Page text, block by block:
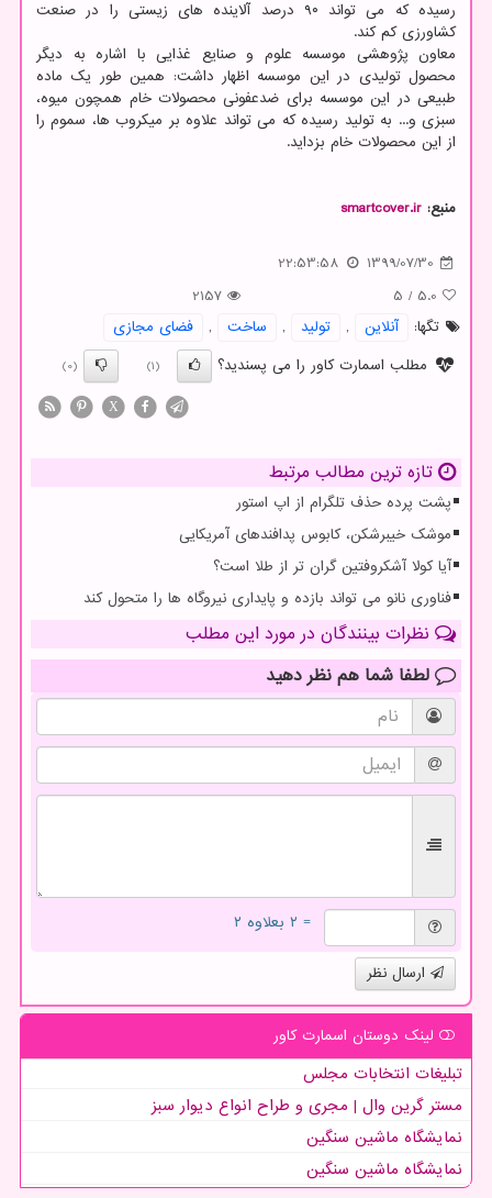
رسیده که می تواند ۹۰ درصد آلاینده های زیستی را در صنعت
کشاورزی کم کند.
معاون پژوهشی موسسه علوم و صنایع غذایی با اشاره به دیگر
محصول تولیدی در این موسسه اظهار داشت: همین طور یک ماده
طبیعی در این موسسه برای ضدعفونی محصولات خام همچون میوه،
سبزی و... به تولید رسیده که می تواند علاوه بر میکروب ها، سموم را
از این محصولات خام بزداید.
منبع: smartcover.ir
1399/07/30
22:53:58
5.0
/
5
2157
تگها:
آنلاین , تولید , ساخت ,
فضای مجازی
مطلب اسمارت کاور را می پسندید؟
(1)
(0)
X
تازه ترین مطالب مرتبط
پشت پرده حذف تلگرام از اپ استور
موشک خیبرشکن، کابوس پدافندهای آمریکایی
آیا کولا آشکروفتین گران تر از طلا است؟
فناوری نانو می تواند بازده و پایداری نیروگاه ها را متحول کند
نظرات بینندگان در مورد این مطلب
لطفا شما هم نظر دهید
= ۲ بعلاوه ۲
ارسال نظر
لینک دوستان اسمارت كاور
تبلیغات انتخابات مجلس
مستر گرین وال | مجری و طراح انواع دیوار سبز
نمایشگاه ماشین سنگین
نمایشگاه ماشین سنگین